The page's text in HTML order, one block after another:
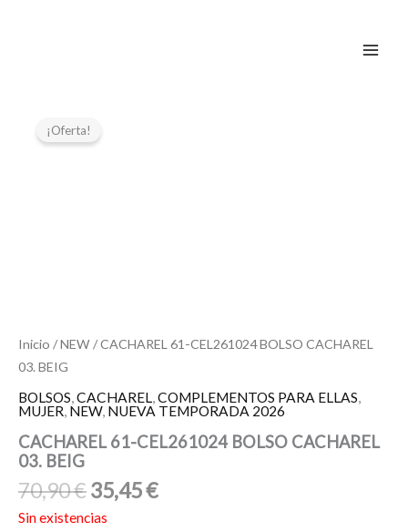
¡Oferta!
Inicio /NEW/ CACHAREL 61-CEL261024 BOLSO CACHAREL
03. BEIG
BOLSOS,CACHAREL,COMPLEMENTOS PARA ELLAS,
MUJER, NEW, NUEVA TEMPORADA 2026
CACHAREL 61-CEL261024 BOLSO CACHAREL
03. BEIG
70,90€35,45€
Sin existencias